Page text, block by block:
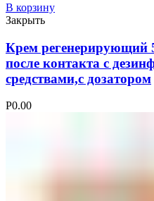
В корзину
Закрыть
Крем
после контакта с
средствами,с дозатором
Р0.00